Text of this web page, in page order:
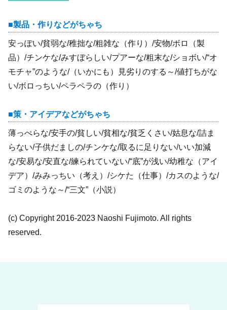
製品・作りなどがちゃち
安っぽい/貧弱な/稚拙な/粗雑な（作り）/安物/ボロ（製
品）/チンケな/みすぼらしい/プアーな/粗末な/ショボい/“オ
モチャ”のような/（いかにも）見劣りのする～/値打ちがな
い/ボロっちい/ペラペラの（作り）
策・アイデアなどがちゃち
薄っぺらな/安手の/貧しい/貧相な/貧乏くさい/姑息な/詰ま
らない/子供だましの/チンケな/取るに足りない/いい加減
な/安易な/安直な/練られていない/“底”が浅い/幼稚な（アイ
デア）/みみっちい（考え）/シケた（仕事）/カスのような/
ゴミのような～/“三文”（小説）
(c) Copyright 2016-2023 Naoshi Fujimoto. All rights
reserved.